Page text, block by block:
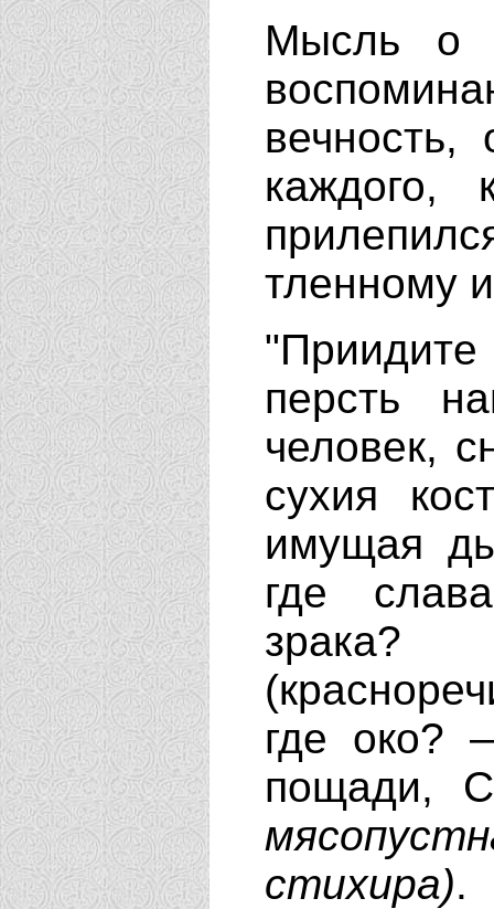
Мысль о
вечность,
каждого,
тленному
персть
человек,
сухия
имущая
где
зрака?
где око?
пощади,
стихира).